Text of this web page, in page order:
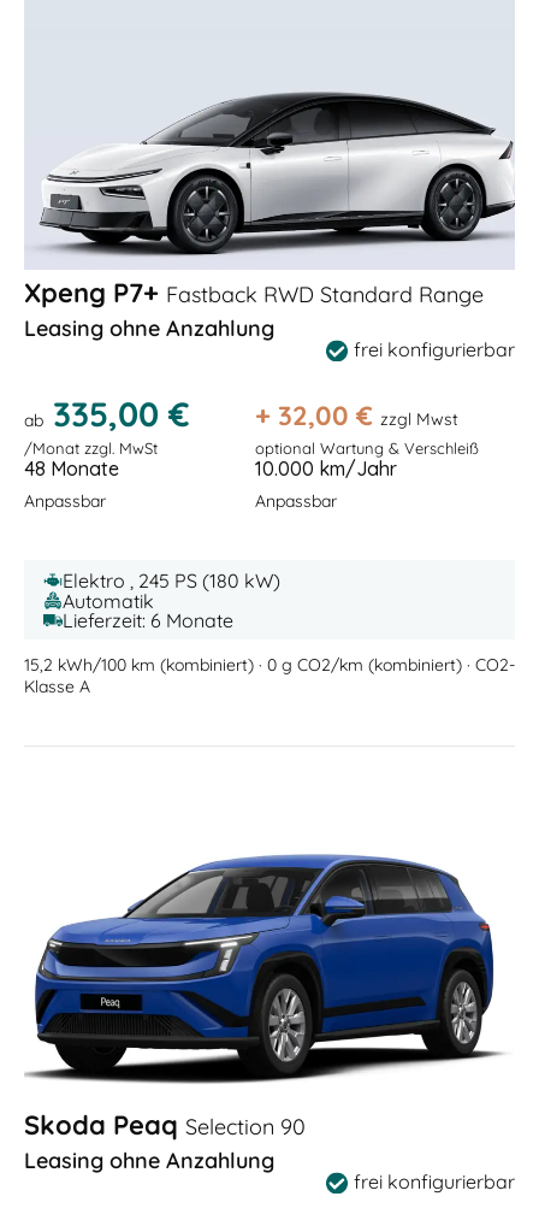
Xpeng P7+ Fastback RWD Standard Range
Leasing ohne Anzahlung
frei konfigurierbar
ab 335,00 €
/Monat zzgl. MwSt
+ 32,00 € zzgl Mwst
optional Wartung & Verschleiß
48 Monate
Anpassbar
10.000 km/Jahr
Anpassbar
Elektro , 245 PS (180 kW)
Automatik
Lieferzeit: 6 Monate
15,2 kWh/100 km (kombiniert) · 0 g CO2/km (kombiniert) · CO2-
Klasse A
Skoda Peaq Selection 90
Leasing ohne Anzahlung
frei konfigurierbar